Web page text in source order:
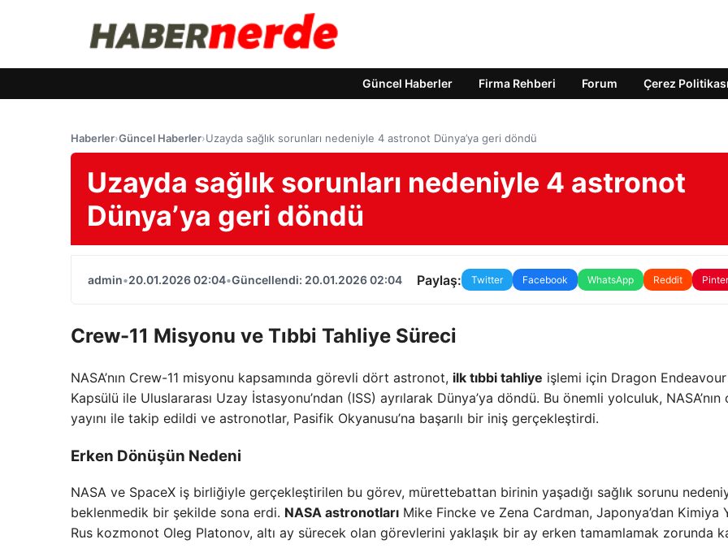
Güncel Haberler Firma Rehberi Forum Çerez Politikası
Haberler›Güncel Haberler›Uzayda sağlık sorunları nedeniyle 4 astronot Dünya’ya geri döndü
Uzayda sağlık sorunları nedeniyle 4 astronot
Dünya’ya geri döndü
admin•20.01.2026 02:04•Güncellendi: 20.01.2026 02:04 Paylaş: Twitter Facebook WhatsApp Reddit
Crew-11 Misyonu ve Tıbbi Tahliye Süreci
NASA’nın Crew-11 misyonu kapsamında görevli dört astronot, ilk tıbbi tahliye işlemi için Dragon Endeavour
Kapsülü ile Uluslararası Uzay İstasyonu’ndan (ISS) ayrılarak Dünya’ya döndü. Bu önemli yolculuk, NASA’nın
yayını ile takip edildi ve astronotlar, Pasifik Okyanusu’na başarılı bir iniş gerçekleştirdi.
Erken Dönüşün Nedeni
NASA ve SpaceX iş birliğiyle gerçekleştirilen bu görev, mürettebattan birinin yaşadığı sağlık sorunu
beklenmedik bir şekilde sona erdi. NASA astronotları Mike Fincke ve Zena Cardman, Japonya’dan Kimiya
Rus kozmonot Oleg Platonov, altı ay sürecek olan görevlerini yaklaşık bir ay erken tamamlamak zorunda